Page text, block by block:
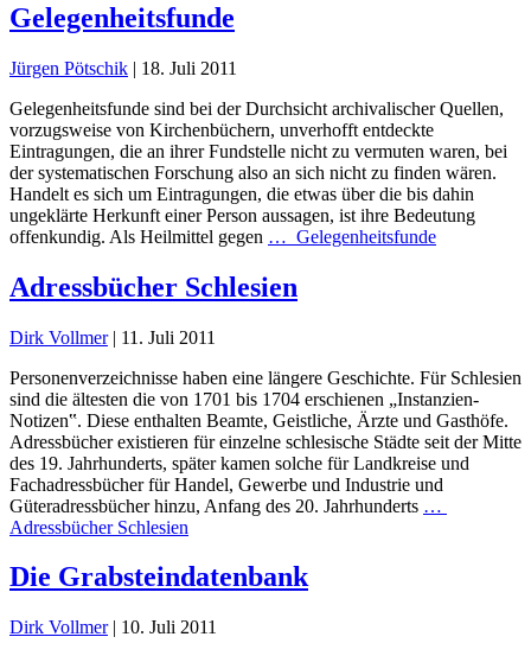
Gelegenheitsfunde
Jürgen Pötschik | 18. Juli 2011
Gelegenheitsfunde sind bei der Durchsicht archivalischer Quellen,
vorzugsweise von Kirchenbüchern, unverhofft entdeckte
Eintragungen, die an ihrer Fundstelle nicht zu vermuten waren, bei
der systematischen Forschung also an sich nicht zu finden wären.
Handelt es sich um Eintragungen, die etwas über die bis dahin
ungeklärte Herkunft einer Person aussagen, ist ihre Bedeutung
offenkundig. Als Heilmittel gegen … Gelegenheitsfunde
Adressbücher Schlesien
Dirk Vollmer | 11. Juli 2011
Personenverzeichnisse haben eine längere Geschichte. Für Schlesien
sind die ältesten die von 1701 bis 1704 erschienen „Instanzien-
Notizen‟. Diese enthalten Beamte, Geistliche, Ärzte und Gasthöfe.
Adressbücher existieren für einzelne schlesische Städte seit der Mitte
des 19. Jahrhunderts, später kamen solche für Landkreise und
Fachadressbücher für Handel, Gewerbe und Industrie und
Güteradressbücher hinzu, Anfang des 20. Jahrhunderts …
Adressbücher Schlesien
Die Grabsteindatenbank
Dirk Vollmer | 10. Juli 2011